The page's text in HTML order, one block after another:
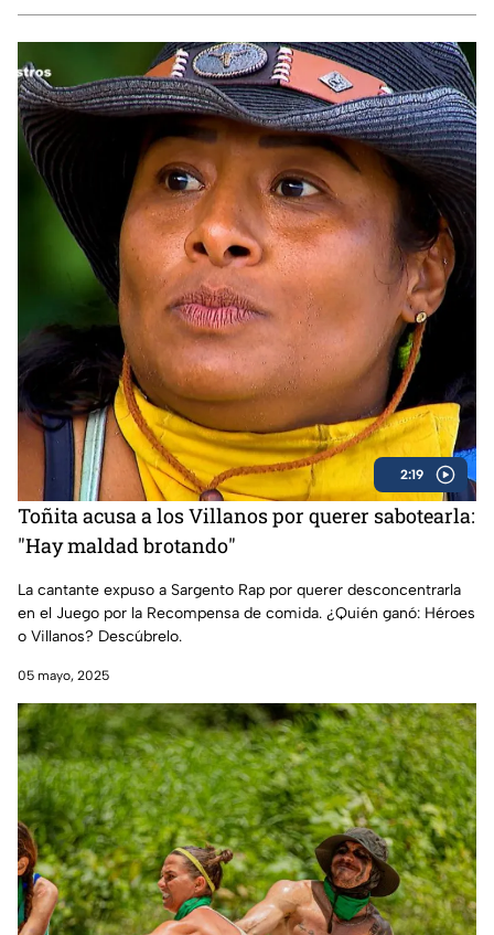
2:19
Toñita acusa a los Villanos por querer sabotearla:
"Hay maldad brotando"
La cantante expuso a Sargento Rap por querer desconcentrarla
en el Juego por la Recompensa de comida. ¿Quién ganó: Héroes
o Villanos? Descúbrelo.
05 mayo, 2025